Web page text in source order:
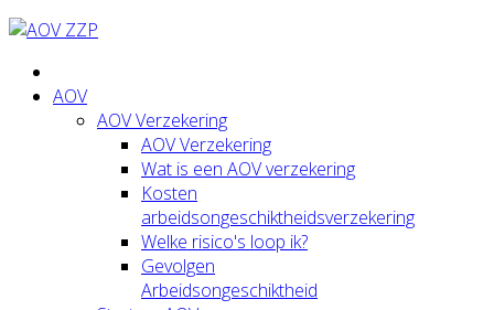
AOV
AOV Verzekering
AOV Verzekering
Wat is een AOV verzekering
Kosten
arbeidsongeschiktheidsverzekering
Welke risico's loop ik?
Gevolgen
Arbeidsongeschiktheid